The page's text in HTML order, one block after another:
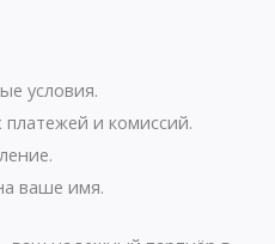
условия.
и комиссий.
ваше имя.